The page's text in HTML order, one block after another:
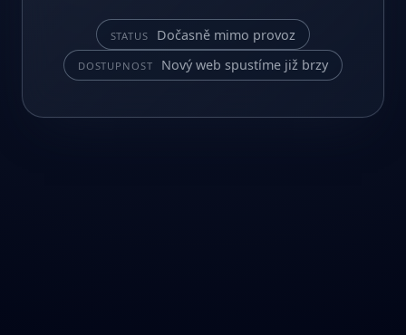
STATUS Dočasně mimo provoz
DOSTUPNOST Nový web spustíme již brzy